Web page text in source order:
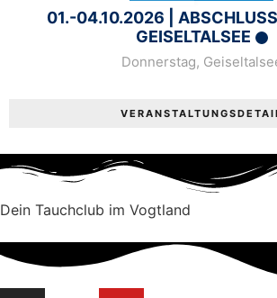
01.-04.10.2026 |
GEISELTALSEE
Donnerstag,
Dein Tauchclub im Vogtland